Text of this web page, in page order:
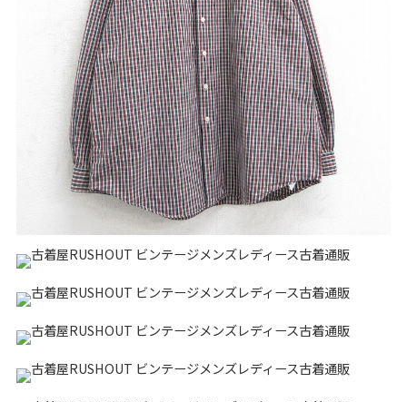
カ行 サ行
タ行
ナ行
ハ行 マ行 ラ行
Search by Itemアイテムから探す
ジャケット スウェット セーター
長袖シャツ 半袖シャツ
Search by Particular